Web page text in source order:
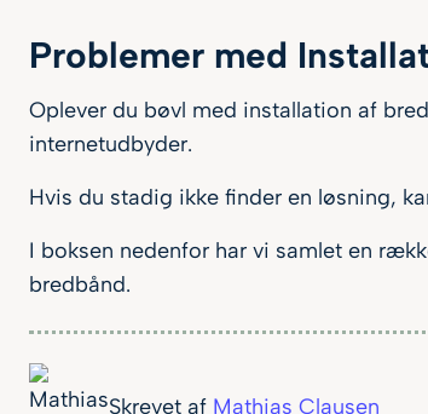
Problemer med
Oplever du bøvl med installation af
internetudbyder.
Hvis du stadig ikke finder en løsning,
I boksen nedenfor har vi samlet en
bredbånd.
Skrevet af Mathias Clausen